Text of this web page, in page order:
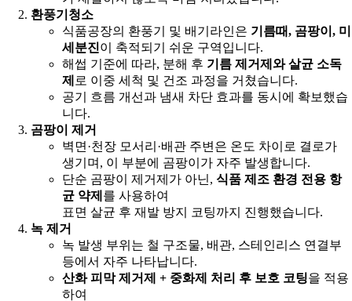
환풍기청소
식품공장의 환풍기 및 배기라인은 기름때, 곰팡이, 미
세분진이 축적되기 쉬운 구역입니다.
해썹 기준에 따라, 분해 후 기름 제거제와 살균 소독
제 로 이중 세척 및 건조 과정을 거쳤습니다.
공기 흐름 개선과 냄새 차단 효과를 동시에 확보했습
니다.
곰팡이 제거
벽면·천장 모서리·배관 주변은 온도 차이로 결로가
생기며, 이 부분에 곰팡이가 자주 발생합니다.
단순 곰팡이 제거제가 아닌,식품 제조 환경 전용 항
균 약제 를 사용하여
표면 살균 후 재발 방지 코팅까지 진행했습니다.
녹 제거
녹 발생 부위는 철 구조물, 배관, 스테인리스 연결부
등에서 자주 나타납니다.
산화 피막 제거제 + 중화제 처리 후 보호 코팅을 적용
하여